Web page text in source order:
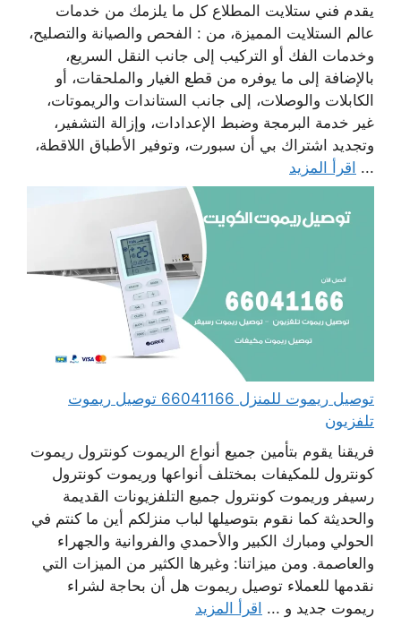
يقدم فني ستلايت المطلاع كل ما يلزمك من خدمات
عالم الستلايت المميزة، من : الفحص والصيانة والتصليح،
وخدمات الفك أو التركيب إلى جانب النقل السريع،
بالإضافة إلى ما يوفره من قطع الغيار والملحقات، أو
الكابلات والوصلات، إلى جانب الستاندات والريموتات،
غير خدمة البرمجة وضبط الإعدادات، وإزالة التشفير،
وتجديد اشتراك بي أن سبورت، وتوفير الأطباق اللاقطة،
... اقرأ المزيد
توصيل ريموت للمنزل 66041166 توصيل ريموت
تلفزيون
فريقنا يقوم بتأمين جميع أنواع الريموت كونترول ريموت
كونترول للمكيفات بمختلف أنواعها وريموت كونترول
رسيفر وريموت كونترول جميع التلفزيونات القديمة
والحديثة كما نقوم بتوصيلها لباب منزلكم أين ما كنتم في
الحولي ومبارك الكبير والأحمدي والفروانية والجهراء
والعاصمة. ومن ميزاتنا: وغيرها الكثير من الميزات التي
نقدمها للعملاء توصيل ريموت هل أن بحاجة لشراء
ريموت جديد و ... اقرأ المزيد